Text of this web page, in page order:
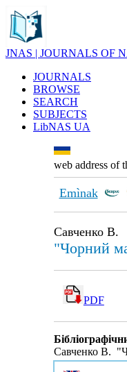
JNAS | JOURNALS OF
JOURNALS
BROWSE
SEARCH
SUBJECTS
LibNAS UA
web address of
Emìnak
Савченко В.
"Чорний
PDF
Савченко В.